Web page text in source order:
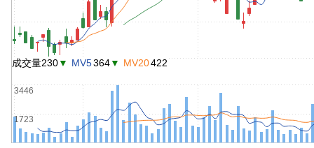
1723
3446
成交量230▼ MV5364▼ MV20422